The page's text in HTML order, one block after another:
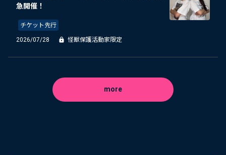
急開催！
チケット先行
2026/07/28 怪獣保護活動家限定
more